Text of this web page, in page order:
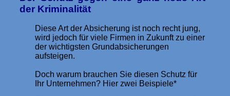
der Kriminalität
Diese Art der Absicherung ist noch recht jung,
wird jedoch für viele Firmen in Zukunft zu einer
der wichtigsten Grundabsicherungen
aufsteigen.
Doch warum brauchen Sie diesen Schutz für
Ihr Unternehmen? Hier zwei Beispiele*